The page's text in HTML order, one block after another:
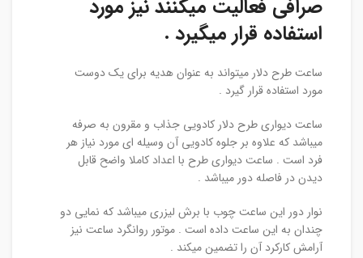
صرافی فعالیت میکنند نیز مورد
استفاده قرار میگیرد .
ساعت طرح دلار میتواند به عنوان هدیه برای یک دوست
مورد استفاده قرار گیرد .
ساعت دیواری طرح دلار کادویی جذاب و مقرون به صرفه
میباشد که علاوه بر جلوه کادویی آن وسیله ای مورد نیاز هر
فرد است . ساعت دیواری طرح با اعداد کاملا واضح قابل
دیدن در فاصله دور میباشد .
نوار دور این ساعت چوب با برش لیزری میباشد که نمایی دو
چندان به این ساعت داده است . موتور روانگرد ساعت نیز
آرامش کارکرد آن را تضمین میکند .